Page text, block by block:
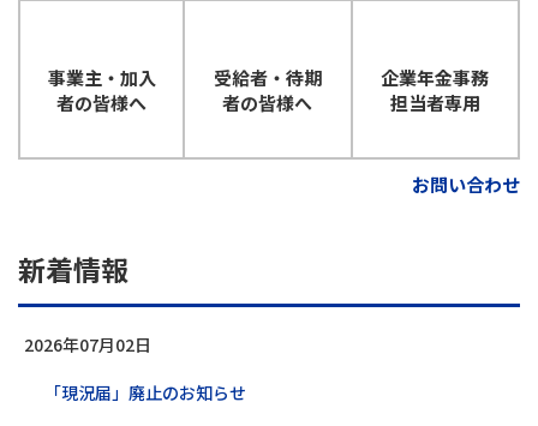
事業主・加入
者の皆様へ
受給者・待期
者の皆様へ
企業年金事務
担当者専用
お問い合わせ
新着情報
2026年07月02日
「現況届」廃止のお知らせ